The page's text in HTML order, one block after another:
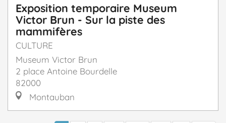
Exposition temporaire Museum
Victor Brun - Sur la piste des
mammifères
CULTURE
Museum Victor Brun
2 place Antoine Bourdelle
82000
Montauban